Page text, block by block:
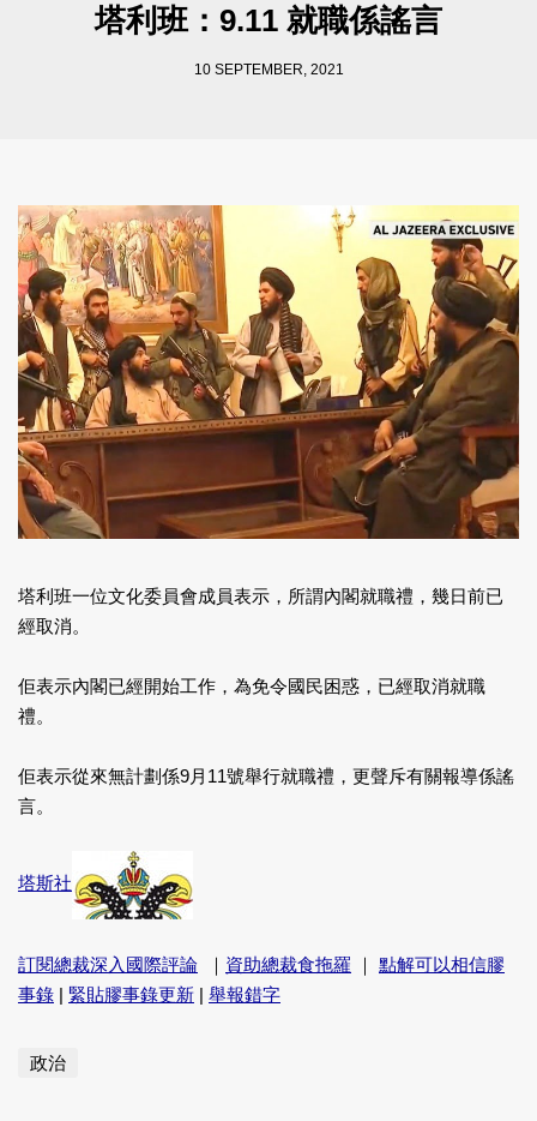
塔利班：9.11 就職係謠言
10 SEPTEMBER, 2021
塔利班一位文化委員會成員表示，所謂內閣就職禮，幾日前已
經取消。
佢表示內閣已經開始工作，為免令國民困惑，已經取消就職
禮。
佢表示從來無計劃係9月11號舉行就職禮，更聲斥有關報導係謠
言。
塔斯社
訂閱總裁深入國際評論 ｜ 資助總裁食拖羅 ｜ 點解可以相信膠
事錄 | 緊貼膠事錄更新 | 舉報錯字
政治